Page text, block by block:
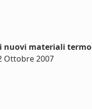
nuovi materiali
Ottobre 2007